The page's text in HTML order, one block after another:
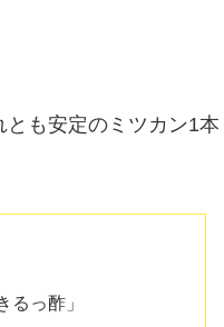
も安定のミツカン1
っ酢」